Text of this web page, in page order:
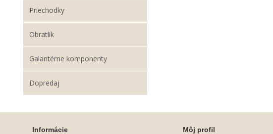
Priechodky
Obratlík
Galantérne komponenty
Dopredaj
Informácie Môj profil